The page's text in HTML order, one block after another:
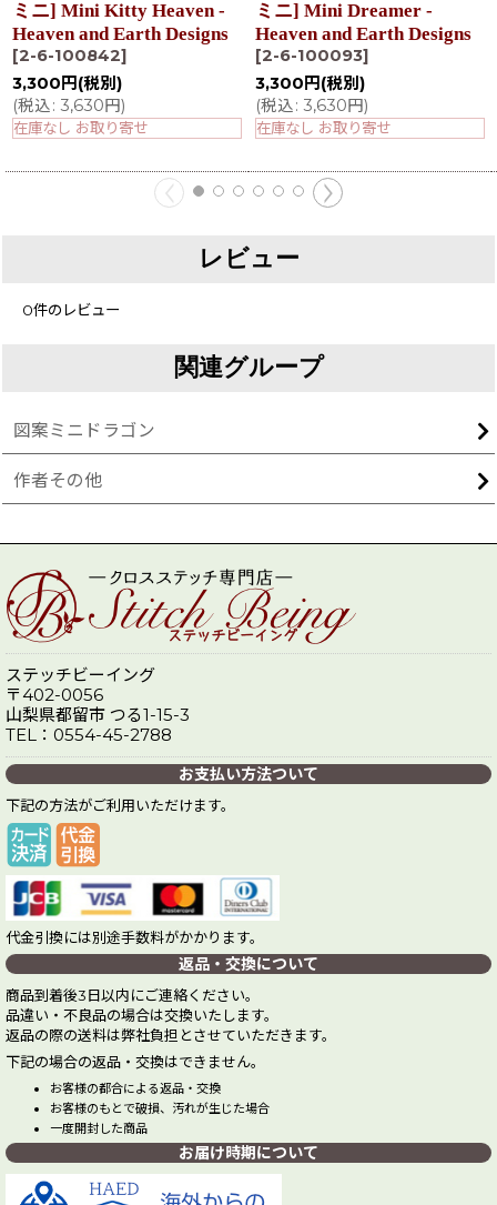
ミニ] Mini Kitty Heaven -
Heaven and Earth Designs
[2-6-100842]
3,300 円 (税別)
(税込: 3,630円)
在庫なし お取り寄せ
ミニ] Mini Dreamer -
Heaven and Earth Designs
[2-6-100093]
3,300 円 (税別)
(税込: 3,630円)
在庫なし お取り寄せ
レビュー
0件のレビュー
関連グループ
図案ミニドラゴン
作者その他
ステッチビーイング
〒402-0056
山梨県都留市 つる1-15-3
TEL：0554-45-2788
お支払い方法ついて
下記の方法がご利用いただけます。
代金引換には別途手数料がかかります。
返品・交換について
商品到着後3日以内にご連絡ください。
品違い・不良品の場合は交換いたします。
返品の際の送料は弊社負担とさせていただきます。
下記の場合の返品・交換はできません。
お客様の都合による返品・交換
お客様のもとで破損、汚れが生じた場合
一度開封した商品
お届け時期について